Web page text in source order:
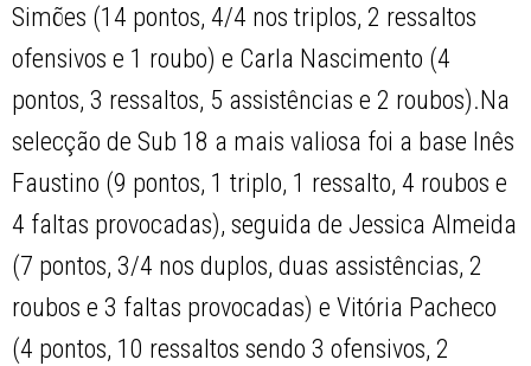
Simões (14 pontos, 4/4 nos triplos, 2 ressaltos
ofensivos e 1 roubo) e Carla Nascimento (4
pontos, 3 ressaltos, 5 assistências e 2 roubos).Na
selecção de Sub 18 a mais valiosa foi a base Inês
Faustino (9 pontos, 1 triplo, 1 ressalto, 4 roubos e
4 faltas provocadas), seguida de Jessica Almeida
(7 pontos, 3/4 nos duplos, duas assistências, 2
roubos e 3 faltas provocadas) e Vitória Pacheco
(4 pontos, 10 ressaltos sendo 3 ofensivos, 2